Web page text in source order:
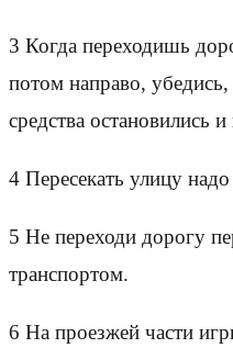
3 Когда переходишь
потом направо,
средства остановились
4 Пересекать улицу
5 Не переходи дорогу
транспортом.
6 На проезжей части